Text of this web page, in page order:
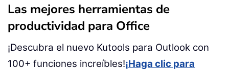
Las mejores herramientas de
productividad para Office
¡Descubra el nuevo Kutools para Outlook con
100+ funciones increíbles!¡Haga clic para